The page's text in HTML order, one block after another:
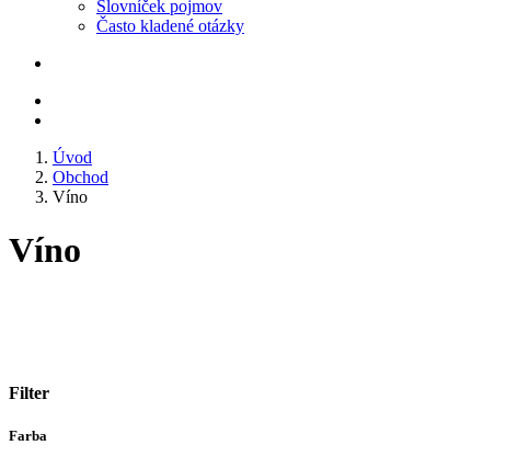
Slovníček pojmov
Často kladené otázky
Úvod
Obchod
Víno
Víno
Filter
Farba